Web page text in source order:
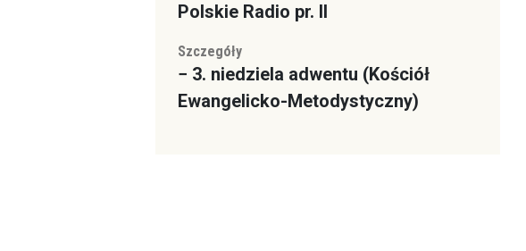
Polskie Radio pr. II
Szczegóły
− 3. niedziela adwentu (Kościół
Ewangelicko-Metodystyczny)